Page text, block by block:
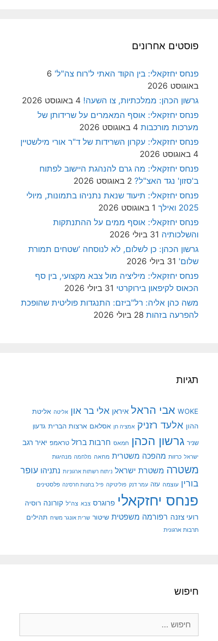
פוסטים אחרונים
פנחס יחזקאלי: בין הקוד האתי ל'רוח צה"ל' 6
באוגוסט 2026
גרשון הכהן: ממלכתיות, צו השעה! 4 באוגוסט 2026
פנחס יחזקאלי: אוסף המאמרים על שרידותן של
מערכות מורכבות 4 באוגוסט 2026
פנחס יחזקאלי: עקרון השרידות של ד"ר אורי מילשטיין
4 באוגוסט 2026
פנחס יחזקאלי: מה גרם להנהגת היישוב לפתוח
ב'סזון' נגד האצ"ל? 2 באוגוסט 2026
פנחס יחזקאלי: תיעוד שנאת נתניהו בתמונות, מיולי
2025 ואילך
1 באוגוסט 2026
פנחס יחזקאלי: אוסף ממים על ההתנתקות
והשלכותיה 31 ביולי 2026
גרשון הכהן: כן לשלום, לא לנוסחה 'שטחים תמורת
שלום' 31 ביולי 2026
פנחס יחזקאלי: מיליציה מול צבא מקצועי, בין סף
הכאוס לקיפאון בירוקרטי 31 ביולי 2026
משה כהן אליה: רל"ביזם: התנגדות פוליטית שהופכת
להפרעה בזהות 28 ביולי 2026
תגיות
WOKE אבי הראל איראן אלי בר און אליטה אליטת
ההון אלעד רזניק אמציה חן אסלאם ארצות הברית גדעון
שניר גרשון הכהן חמאס חרבות ברזל טראמפ יאיר רגב
ישראל כרזות מהפכה משטרית מחאה מלחמה מנהיגות
משטרה משטרת ישראל ניתוח רשתות ארגוניות נתניהו עופר
בורין עוצמה עזה עמר דנק פוליטיקה פיל בחנות חרסינה פלסטינים
פנחס יחזקאלי פרוגרס צבא צה"ל קורונה רוסיה
רועי צזנה רפורמה משפטית שיטור שרית אונגר משיח תהילים
תרבות ארגונית
חיפוש